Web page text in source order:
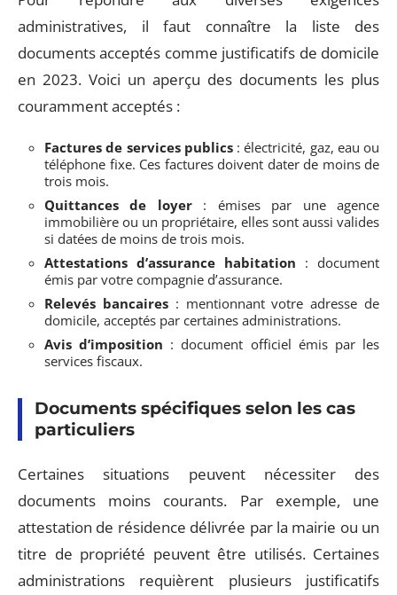
administratives, il faut connaître la liste des
documents acceptés comme justificatifs de domicile
en 2023. Voici un aperçu des documents les plus
couramment acceptés :
Factures de services publics: électricité, gaz, eau ou
téléphone fixe. Ces factures doivent dater de moins de
trois mois.
Quittances de loyer: émises par une agence
immobilière ou un propriétaire, elles sont aussi valides
si datées de moins de trois mois.
Attestations d’assurance habitation : document
émis par votre compagnie d’assurance.
Relevés bancaires: mentionnant votre adresse de
domicile, acceptés par certaines administrations.
Avis d’imposition : document officiel émis par les
services fiscaux.
Documents spécifiques selon les cas
particuliers
Certaines situations peuvent nécessiter des
documents moins courants. Par exemple, une
attestation de résidence délivrée par la mairie ou un
titre de propriété peuvent être utilisés. Certaines
administrations requièrent plusieurs justificatifs